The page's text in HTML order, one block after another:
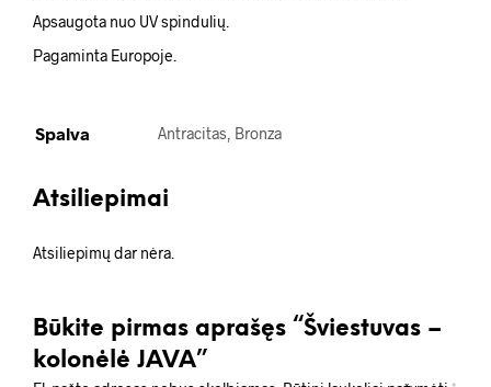
Apsaugota nuo UV spindulių.
Pagaminta Europoje.
Spalva Antracitas, Bronza
Atsiliepimai
Atsiliepimų dar nėra.
Būkite pirmas aprašęs “Šviestuvas –
kolonėlė JAVA”